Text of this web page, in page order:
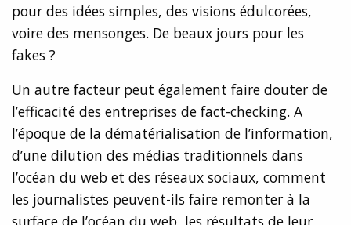
pour des idées simples, des visions édulcorées,
voire des mensonges. De beaux jours pour les
fakes ?
Un autre facteur peut également faire douter de
l’efficacité des entreprises de fact-checking. A
l’époque de la dématérialisation de l’information,
d’une dilution des médias traditionnels dans
l’océan du web et des réseaux sociaux, comment
les journalistes peuvent-ils faire remonter à la